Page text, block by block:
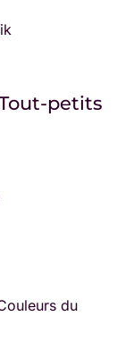
petits
du